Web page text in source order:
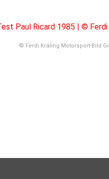
© Ferdi Kräling Motorsport-Bild